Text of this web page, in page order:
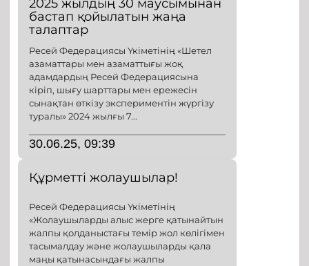
2025 жылдың 30 маусымынан
бастап қойылатын жаңа
талаптар
Ресей Федерациясы Үкіметінің «Шетел
азаматтары мен азаматтығы жоқ
адамдардың Ресей Федерациясына
кіріп, шығу шарттары мен ережесін
сынақтан өткізу экспериментін жүргізу
туралы» 2024 жылғы 7...
30.06.25, 09:39
Құрметті жолаушылар!
Ресей Федерациясы Үкіметінің
«Жолаушыларды алыс жерге қатынайтын
жалпы қолданыстағы темір жол көлігімен
тасымалдау және жолаушыларды қала
маңы қатынасындағы жалпы